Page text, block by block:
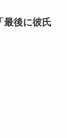
「最後に彼氏